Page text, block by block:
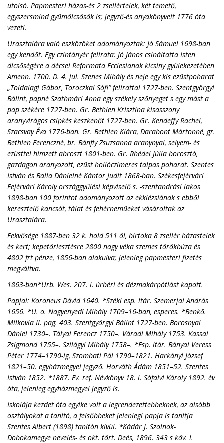
utolsó. Papmesteri házas-és 2 zsellértelek, két temető,
egyszersmind gyümölcsösök is; jegyző-és anyakönyveit 1776 óta
vezeti.
Urasztalára való eszközöket adományoztak: Jó Sámuel 1698-ban
egy kendőt. Egy czintányér felirata: Jó János csináltatta Isten
dicsőségére a décsei Reformata Ecclesianak kicsiny gyülekezetében
Amenn. 1700. D. 4. jul. Szenes Mihály és neje egy kis ezüstpoharat
„Toldalagi Gábor, Toroczkai Sófi” felirattal 1727-ben. Szentgyörgyi
Bálint, papné Szathmári Anna egy székely szőnyeget s egy mást a
pap székére 1727-ben. Gr. Bethlen Krisztina kisasszony
aranyvirágos csipkés keszkenőt 1727-ben. Gr. Kendeffy Rachel,
Szacsvay Éva 1776-ban. Gr. Bethlen Klára, Darabont Mártonné, gr.
Bethlen Ferenczné, br. Bánfíy Zsuzsanna aranynyal, selyem- és
ezüsttel himzett abroszt 1801-ben. Gr. Rhédei Júlia borosztó,
gazdagon aranyozott, ezüst hollóczimeres talpas poharat. Szentes
István és Balla Dánielné Kántor Judit 1868-ban. Székesfejérvári
Fejérvári Károly országgyűlési képviselő s. -szentandrási lakos
1898-ban 100 forintot adományozott az ekklézsiának s ebből
keresztelő kancsót, tálat és fehérnemüeket vásároltak az
Urasztalára.
Fekvősége 1887-ben 32 k. hold 511 öl, birtoka 8 zsellér házastelek
és kert; kepetörlesztésre 2800 nagy véka szemes törökbúza és
4802 frt pénze, 1856-ban alakulva; jelenleg papmesteri fizetés
megváltva.
1863-ban*Urb. Wes. 207. l. úrbéri és dézmakárpótlást kapott.
Papjai: Koroneus Dávid 1640. *Széki esp. ltár. Szemerjai András
1656. *U. o. Nagyenyedi Mihály 1709–16-ban, esperes. *Benkő.
Milkovia II. pag. 403. Szentgyörgyi Bálint 1727-ben. Borosnyai
Dániel 1730–. Tályai Ferencz 1750–. Váradi Mihály 1753. Kassai
Zsigmond 1755–. Szilágyi Mihály 1758–. *Esp. ltár. Bányai Veress
Péter 1774–1790-ig, Szombati Pál 1790–1821. Harkányi József
1821–50. egyházmegyei jegyző. Horváth Ádám 1851–52. Szentes
István 1852. *1887. Ev. ref. Névkönyv 18. l. Sófalvi Károly 1892. év
óta, jelenleg egyházmegyei jegyző is.
Iskolája kezdet óta egyike volt a legrendezettebbeknek, az alsóbb
osztályokat a tanitó, a felsőbbeket jelenlegi papja is tanitja
Szentes Albert (1898) tanitón kivül. *Kádár J. Szolnok-
Dobokamegye nevelés- és okt. tört. Deés, 1896. 343 s köv. l.